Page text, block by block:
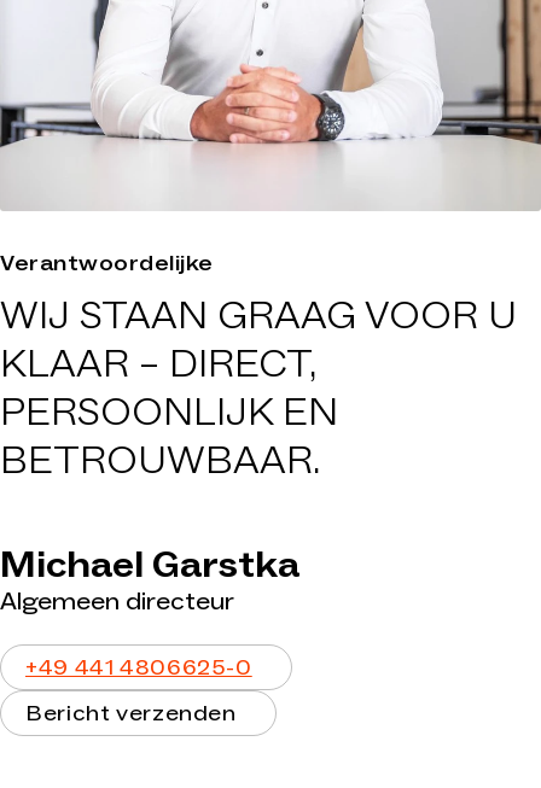
Verantwoordelijke
WIJ STAAN GRAAG VOOR U
KLAAR – DIRECT,
PERSOONLIJK EN
BETROUWBAAR.
Michael Garstka
Algemeen directeur
Telefoon
+49 441 4806625-0
Bericht verzenden
Bericht verzenden